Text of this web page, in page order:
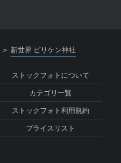
> 新世界 ビリケン神社
ストックフォトについて
カテゴリ一覧
ストックフォト利用規約
プライスリスト